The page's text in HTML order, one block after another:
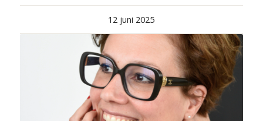
12 juni 2025